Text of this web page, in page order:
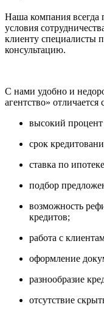
Наша компания всегда
условия
клиенту специалисты
консультацию.
С нами удобно и
агентство»
высокий процент
срок
ставка по
подбор
возможность
кредитов;
работа с
оформление
разнообразие
отсутствие